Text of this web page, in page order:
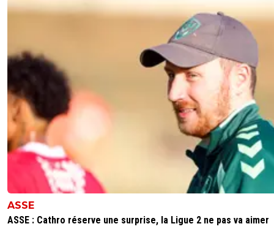
ASSE
ASSE : Cathro réserve une surprise, la Ligue 2 ne pas va aimer